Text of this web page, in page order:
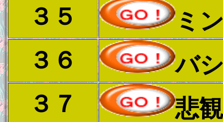
３５
ミ
３６
バ
３７
悲